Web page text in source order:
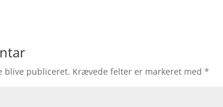
blive publiceret. Krævede felter er markeret med*